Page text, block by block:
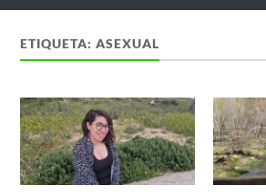
ETIQUETA:ASEXUAL